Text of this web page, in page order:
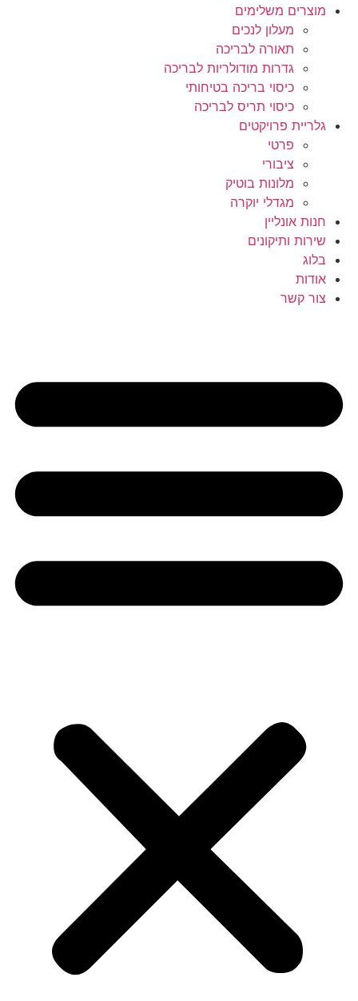
מוצרים משלימים
מעלון לנכים
תאורה לבריכה
גדרות מודולריות לבריכה
כיסוי בריכה בטיחותי
כיסוי תריס לבריכה
גלריית פרויקטים
פרטי
ציבורי
מלונות בוטיק
מגדלי יוקרה
חנות אונליין
שירות ותיקונים
בלוג
אודות
צור קשר